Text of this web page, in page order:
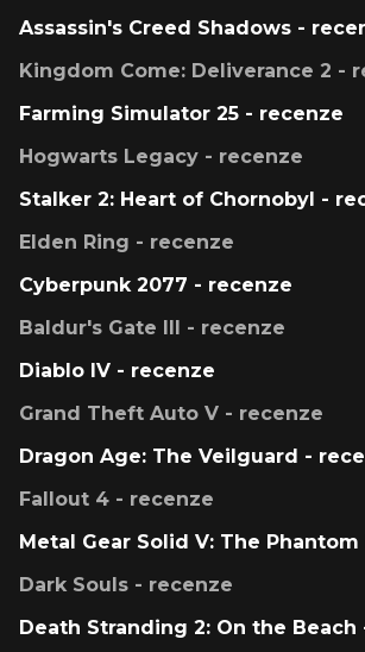
Assassin's Creed Shadows -
Kingdom Come: Deliverance 2 -
Farming Simulator 25 - recenze
Hogwarts Legacy - recenze
Stalker 2: Heart of Chornobyl -
Elden Ring - recenze
Cyberpunk 2077 - recenze
Baldur's Gate III - recenze
Diablo IV - recenze
Grand Theft Auto V - recenze
Dragon Age: The Veilguard -
Fallout 4 - recenze
Metal Gear Solid V: The
Dark Souls - recenze
Death Stranding 2: On the Beach